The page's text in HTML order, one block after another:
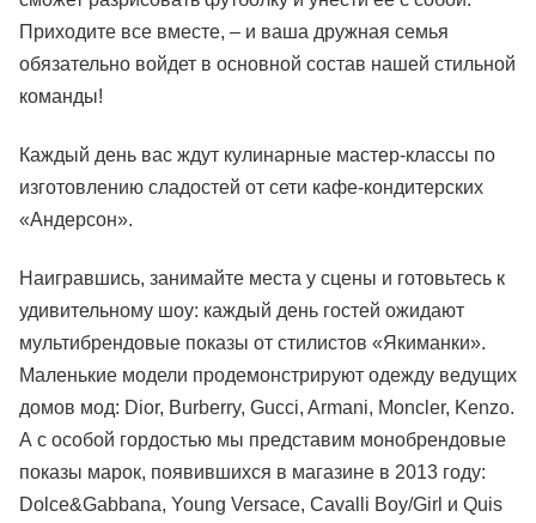
Приходите все вместе, – и ваша дружная семья
обязательно войдет в основной состав нашей стильной
команды!
Каждый день вас ждут кулинарные мастер-классы по
изготовлению сладостей от сети кафе-кондитерских
«Андерсон».
Наигравшись, занимайте места у сцены и готовьтесь к
удивительному шоу: каждый день гостей ожидают
мультибрендовые показы от стилистов «Якиманки».
Маленькие модели продемонстрируют одежду ведущих
домов мод: Dior, Burberry, Gucci, Armani, Moncler, Kenzo.
А с особой гордостью мы представим монобрендовые
показы марок, появившихся в магазине в 2013 году:
Dolce&Gabbana, Young Versace, Cavalli Boy/Girl и Quis